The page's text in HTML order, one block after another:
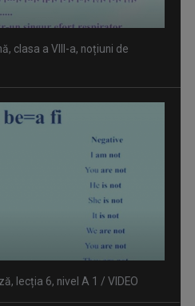
lecția 6, nivel A 1 / VIDEO
române, lecția 3 / VIDEO